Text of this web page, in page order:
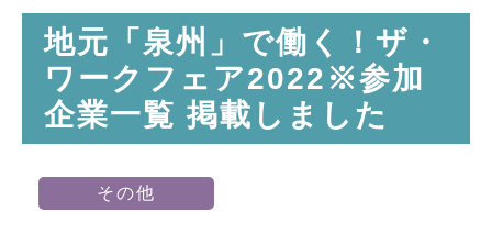
地元「泉州」で働く！ザ・
ワークフェア2022※参加
企業一覧 掲載しました
その他